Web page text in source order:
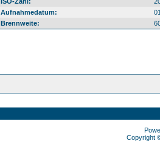
Aufnahmedatum:
Brennweite:
Copyright